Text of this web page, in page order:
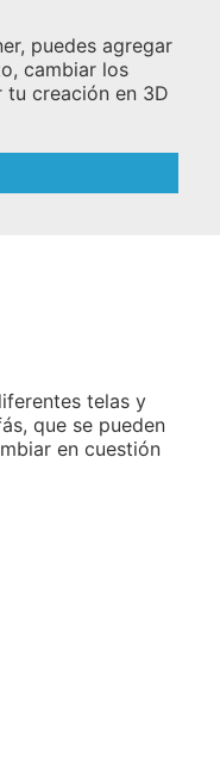
puedes agregar
cambiar los
tu creación en 3D
telas y
que se pueden
en cuestión